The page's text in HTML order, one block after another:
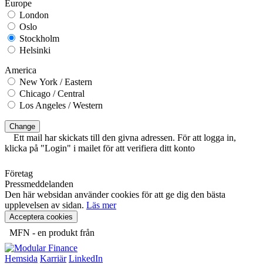
Europe
London
Oslo
Stockholm
Helsinki
America
New York / Eastern
Chicago / Central
Los Angeles / Western
Change
Ett mail har skickats till den givna adressen. För att logga in,
klicka på "Login" i mailet för att verifiera ditt konto
Företag
Pressmeddelanden
Den här websidan använder cookies för att ge dig den bästa
upplevelsen av sidan. Läs mer
Acceptera cookies
MFN - en produkt från
Hemsida Karriär LinkedIn